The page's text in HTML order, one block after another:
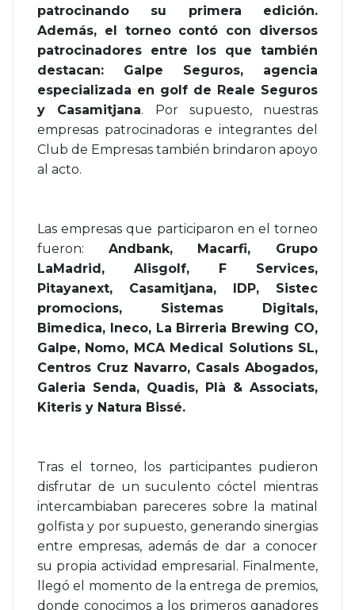
patrocinando su primera edición.
Además, el torneo contó con diversos
patrocinadores entre los que también
destacan: Galpe Seguros, agencia
especializada en golf de Reale Seguros
y Casamitjana. Por supuesto, nuestras
empresas patrocinadoras e integrantes del
Club de Empresas también brindaron apoyo
al acto.
Las empresas que participaron en el torneo
fueron: Andbank, Macarfi, Grupo
LaMadrid, Alisgolf, F Services,
Pitayanext, Casamitjana, IDP, Sistec
promocions, Sistemas Digitals,
Bimedica, Ineco, La Birreria Brewing CO,
Galpe, Nomo, MCA Medical Solutions SL,
Centros Cruz Navarro, Casals Abogados,
Galeria Senda, Quadis, Plà & Associats,
Kiteris y Natura Bissé.
Tras el torneo, los participantes pudieron
disfrutar de un suculento cóctel mientras
intercambiaban pareceres sobre la matinal
golfista y por supuesto, generando sinergias
entre empresas, además de dar a conocer
su propia actividad empresarial. Finalmente,
llegó el momento de la entrega de premios,
donde conocimos a los primeros ganadores